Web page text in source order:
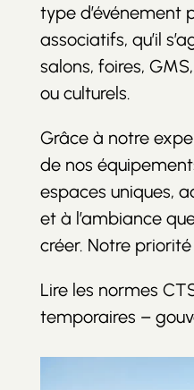
type d’événement
associatifs, qu’il
salons, foires,
ou culturels.
Grâce à notre
de nos
espaces uniques,
et à l’ambiance
créer. Notre
Lire les normes
temporaires –